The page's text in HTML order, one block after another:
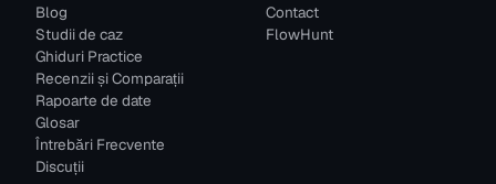
Blog
Studii de caz
Ghiduri Practice
Recenzii și Comparații
Rapoarte de date
Glosar
Întrebări Frecvente
Discuții
Contact
FlowHunt